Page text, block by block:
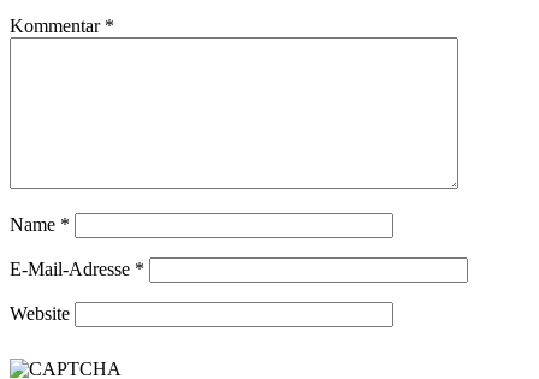
Kommentar *
Name *
E-Mail-Adresse *
Website